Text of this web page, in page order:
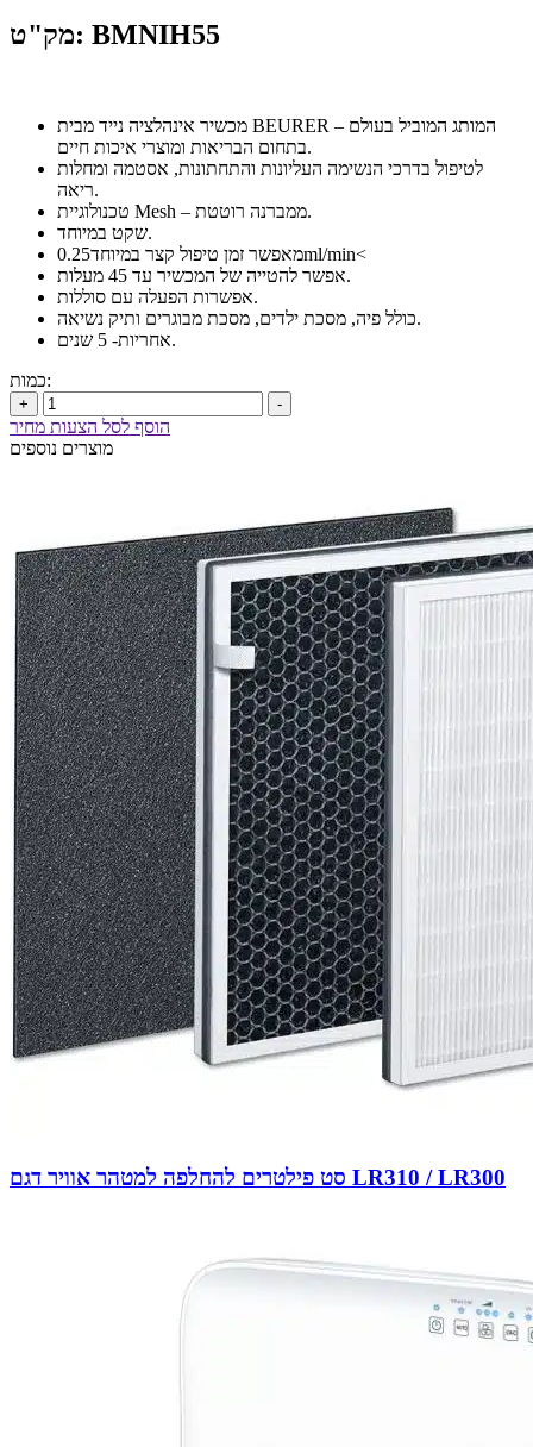
מק"ט: BMNIH55
מכשיר אינהלציה נייד מבית BEURER – המותג המוביל בעולם
בתחום הבריאות ומוצרי איכות חיים.
לטיפול בדרכי הנשימה העליונות והתחתונות, אסטמה ומחלות
ריאה.
טכנולוגיית Mesh – ממברנה רוטטת.
שקט במיוחד.
מאפשר זמן טיפול קצר במיוחד0.25ml/min<
אפשר להטייה של המכשיר עד 45 מעלות.
אפשרות הפעלה עם סוללות.
כולל פיה, מסכת ילדים, מסכת מבוגרים ותיק נשיאה.
אחריות- 5 שנים.
כמות:
+ -
הוסף לסל הצעות מחיר
מוצרים נוספים
סט פילטרים להחלפה למטהר אוויר דגם LR310 / LR300